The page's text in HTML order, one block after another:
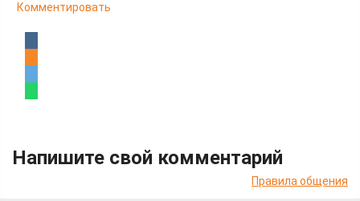
Комментировать
Напишите свой комментарий
Правила общения